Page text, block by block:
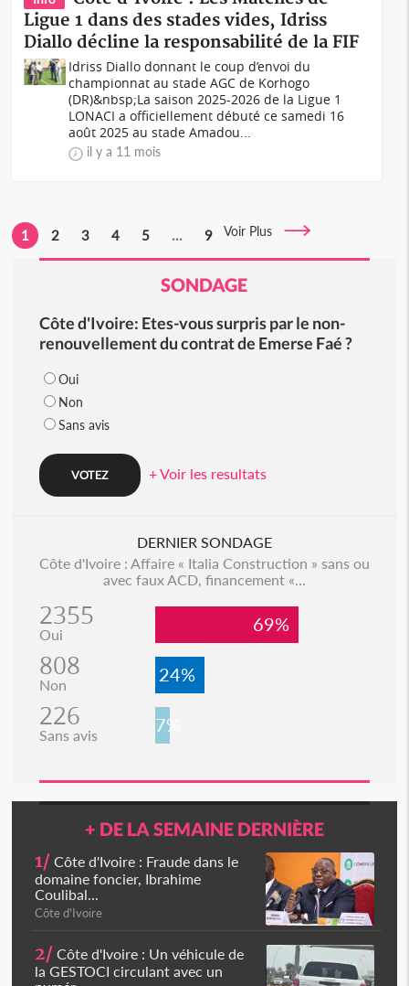
Ligue 1 dans des stades vides, Idriss
Diallo décline la responsabilité de la FIF
Idriss Diallo donnant le coup d’envoi du
championnat au stade AGC de Korhogo
(DR)&nbsp;La saison 2025-2026 de la Ligue 1
LONACI a officiellement débuté ce samedi 16
août 2025 au stade Amadou...
il y a 11 mois
1 2 3 4 5 ... 9 Voir Plus
SONDAGE
Côte d'Ivoire: Etes-vous surpris par le non-
renouvellement du contrat de Emerse Faé ?
Oui
Non
Sans avis
+ Voir les resultats
DERNIER SONDAGE
Côte d'Ivoire : Affaire « Italia Construction » sans ou
avec faux ACD, financement «...
2355
Oui 69%
808
Non 24%
226
Sans avis 7%
+ DE LA SEMAINE DERNIÈRE
1/ Côte d'Ivoire : Fraude dans le
domaine foncier, Ibrahime
Coulibal...
Côte d'Ivoire
2/ Côte d'Ivoire : Un véhicule de
la GESTOCI circulant avec un